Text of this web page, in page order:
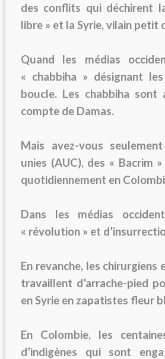
des conflits qui déchirent
libre » et la Syrie, vilain petit
Quand les médias
« chabbiha » désignant
boucle. Les chabbiha sont
compte de Damas.
Mais avez-vous
unies (AUC), des « Bacrim
quotidiennement en
Dans les médias
« révolution » et
En revanche, les
travaillent d’arrache-pied
en Syrie en zapatistes fleur
En Colombie, les
d’indigènes qui sont